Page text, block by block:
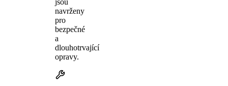
navrženy
pro
bezpečné
a
dlouhotrvající
opravy.